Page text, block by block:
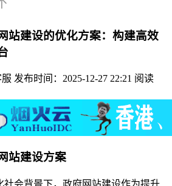
站建设的优化方案：构建高效
发布时间：2025-12-27 22:21 阅读
站建设方案
社会背景下，政府网站建设作为提升